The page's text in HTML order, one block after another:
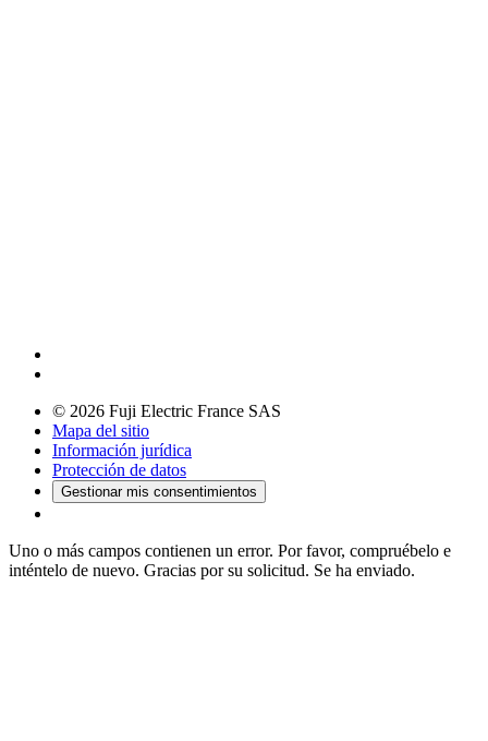
© 2026 Fuji Electric France SAS
Mapa del sitio
Información jurídica
Protección de datos
Gestionar mis consentimientos
Uno o más campos contienen un error. Por favor, compruébelo e
inténtelo de nuevo. Gracias por su solicitud. Se ha enviado.